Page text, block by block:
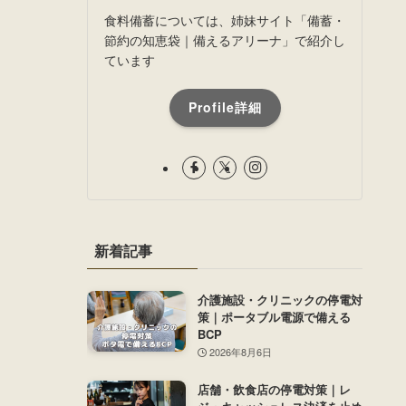
食料備蓄については、姉妹サイト「備蓄・
節約の知恵袋｜備えるアリーナ」で紹介し
ています
Profile詳細
新着記事
介護施設・クリニックの停電対
策｜ポータブル電源で備える
BCP
2026年8月6日
店舗・飲食店の停電対策｜レ